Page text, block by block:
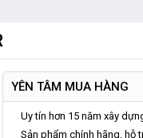
YÊN TÂM MUA HÀNG
Uy tín hơn 15 năm xây
Sản phẩm chính hãng, hỗ